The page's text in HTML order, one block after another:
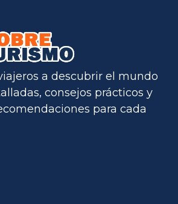
a descubrir el mundo
consejos prácticos y
para cada